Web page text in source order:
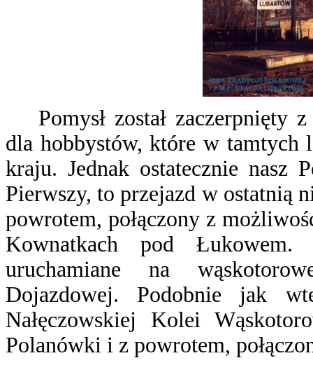
Pomysł został zaczerpnięty
dla hobbystów, które w tamtych
kraju. Jednak ostatecznie nasz
Pierwszy, to przejazd w ostatnią
powrotem, połączony z
Kownatkach pod Łukowem.
uruchamiane na
Dojazdowej. Podobnie jak
Nałęczowskiej Kolei
Polanówki i z powrotem,